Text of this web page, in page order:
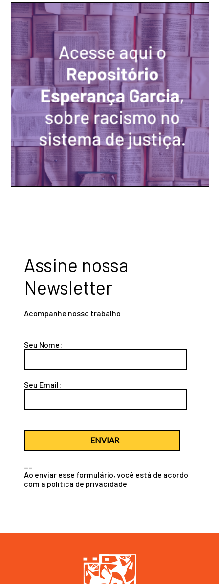
Assine nossa
Newsletter
Acompanhe nosso trabalho
Seu Nome:
Seu Email:
ENVIAR
Ao enviar esse formulário, você está de acordo
com a política de privacidade